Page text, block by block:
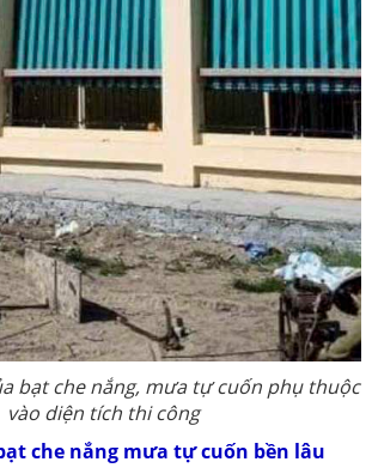
bạt che nắng, mưa tự cuốn phụ thuộc
vào diện tích thi công
che nắng mưa tự cuốn bền lâu